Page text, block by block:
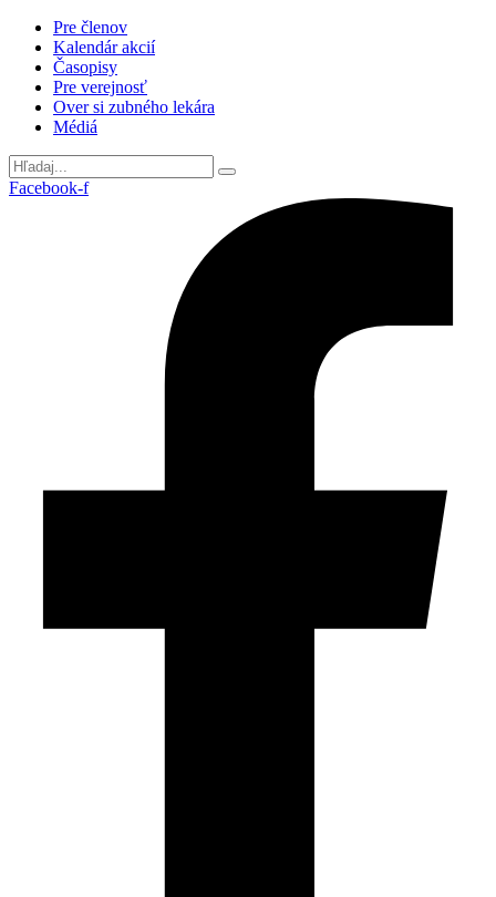
Preskočiť
obsah
Pre členov
Kalendár akcií
Časopisy
Pre verejnosť
Over si zubného lekára
Médiá
Facebook-f